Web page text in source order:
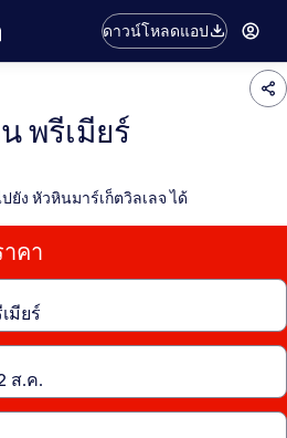
ดาวน์โหลดแอป
พรีเมียร์
ยัง หัวหินมาร์เก็ตวิลเลจ ได้
คา